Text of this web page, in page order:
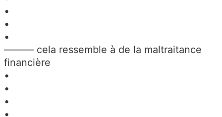
•
•
•
——— cela ressemble à de la maltraitance
financière
•
•
•
•